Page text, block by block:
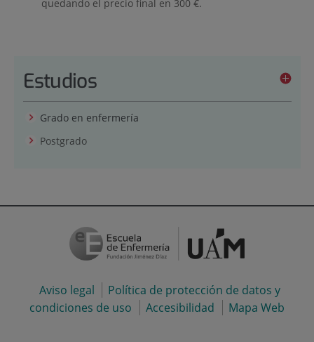
quedando el precio final en 300 €.
Estudios
Grado en enfermería
Postgrado
Aviso legal
Política de protección de datos y
condiciones de uso
Accesibilidad Mapa Web